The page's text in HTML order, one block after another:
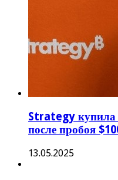
Strategy купила
после пробоя
13.05.2025